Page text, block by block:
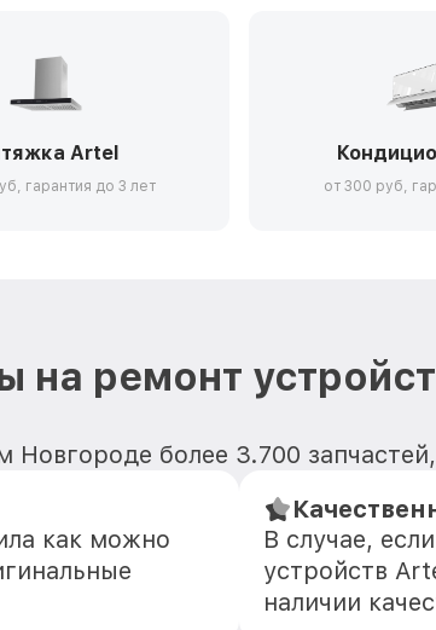
Artel
гарантия до 3 лет от 300 руб,
на ремонт
более 3.700
как можно
В случае,
устройств
наличии